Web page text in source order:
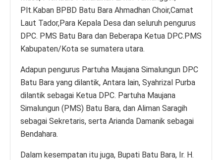
Plt.Kaban BPBD Batu Bara Ahmadhan Choir,Camat
Laut Tador,Para Kepala Desa dan seluruh pengurus
DPC. PMS Batu Bara dan Beberapa Ketua DPC.PMS
Kabupaten/Kota se sumatera utara.
Adapun pengurus Partuha Maujana Simalungun DPC
Batu Bara yang dilantik, Antara lain, Syahrizal Purba
dilantik sebagai Ketua DPC. Partuha Maujana
Simalungun (PMS) Batu Bara, dan Aliman Saragih
sebagai Sekretaris, serta Arianda Damanik sebagai
Bendahara.
Dalam kesempatan itu juga, Bupati Batu Bara, Ir. H.